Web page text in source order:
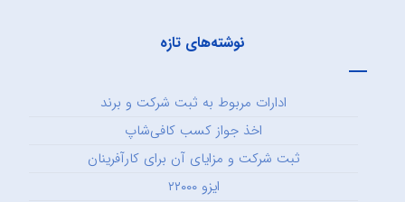
نوشته‌های تازه
ادارات مربوط به ثبت شرکت و برند
اخذ جواز کسب کافی‌شاپ
ثبت شرکت و مزایای آن برای کارآفرینان
ایزو ۲۲۰۰۰